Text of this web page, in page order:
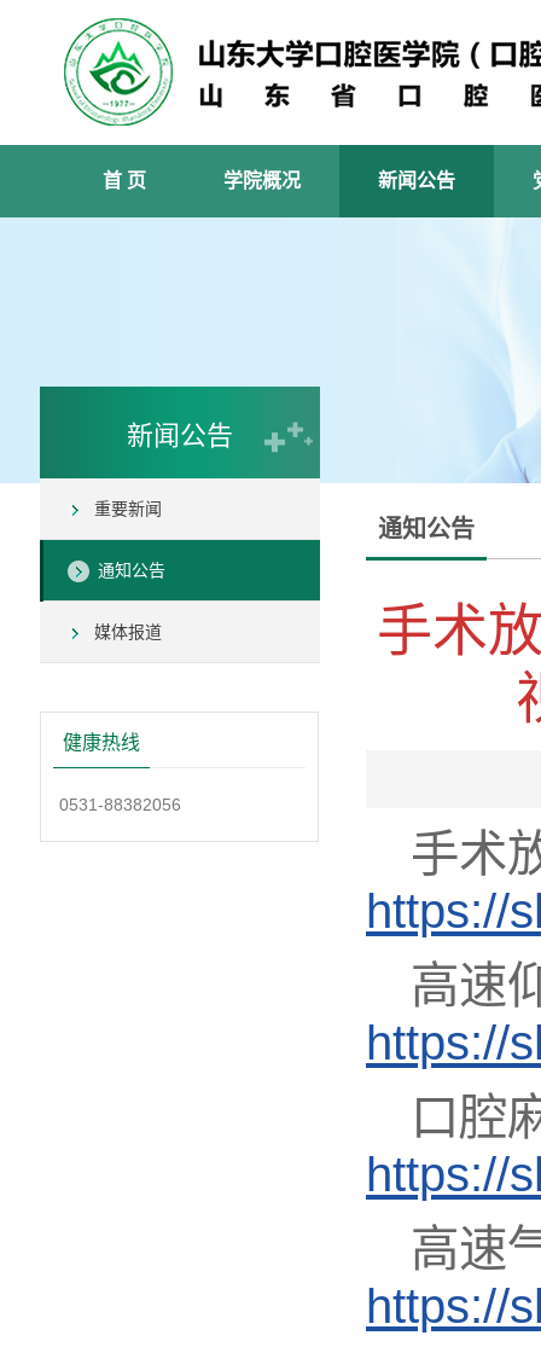
首 页 学院概况 新闻公告
新闻公告
重要新闻
通知公告
媒体报道
健康热线
0531-88382056
通知公告
手术
手术
https://
高速
https://
口腔
https://
高速
https://